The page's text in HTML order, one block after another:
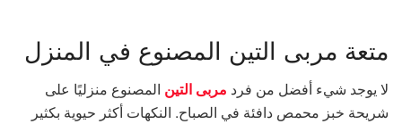
متعة مربى التين المصنوع في المنزل
لا يوجد شيء أفضل من فرد مربى التين المصنوع منزليًا على
شريحة خبز محمص دافئة في الصباح. النكهات أكثر حيوية بكثير